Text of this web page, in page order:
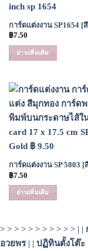
การ์ดแต่งงาน SP1654 [
฿7.50
อ่านเพิ่มเติม
การ์ดแต่งงาน SP 5803 [
฿7.50
อ่านเพิ่มเติม
> > > > > > > > > > > | |
อวยพร| | ปฏิทินตั้งโต๊ะ